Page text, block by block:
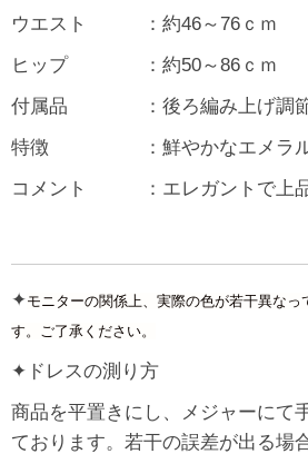
ウエスト ：約46～76ｃｍ
ヒップ ：約50～86ｃｍ
付属品 ：後ろ編み上げ調節
特徴 ：鮮やかなエメラル
コメント ：エレガントで上品
✦モニターの関係上、実際の色が若干異なっ
す。ご了承ください。
✦ドレスの測り方
商品を平置きにし、メジャーにて
ております。若干の誤差が出る場